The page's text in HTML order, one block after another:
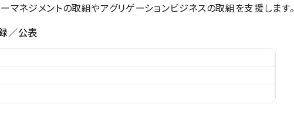
ネジメントの取組やアグリゲーションビジネスの取組を支援します。
／公表